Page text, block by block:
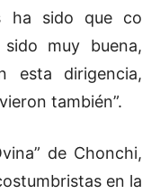
ha sido que co
muy buena,
esta dirigencia,
también”.
de Chonchi,
en la